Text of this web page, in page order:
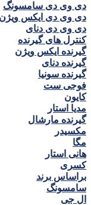
دی وی دی سامسونگ
دی وی دی ايكس ويژن
دی وی دی دنای
کنترل های گیرنده
گیرنده ايكس ويژن
گیرنده دنای
گیرنده سونیا
فوجی ست
كايون
مديا استار
گیرنده مارشال
مكسيدر
مگا
هانی استار
كسری
براساس برند
سامسونگ
ال جی